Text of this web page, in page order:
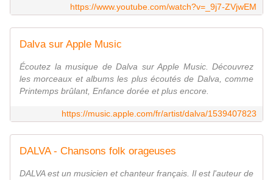
https://www.youtube.com/watch?v=_9j7-ZVjwEM
Dalva sur Apple Music
Écoutez la musique de Dalva sur Apple Music. Découvrez
les morceaux et albums les plus écoutés de Dalva, comme
Printemps brûlant, Enfance dorée et plus encore.
https://music.apple.com/fr/artist/dalva/1539407823
DALVA - Chansons folk orageuses
DALVA est un musicien et chanteur français. Il est l'auteur de